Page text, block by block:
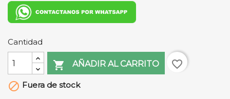
Cantidad
 AÑADIR AL CARRITO
favorite_border
 Fuera de stock